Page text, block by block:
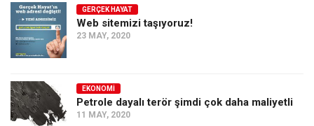
GERÇEK HAYAT
Web sitemizi taşıyoruz!
23 MAY, 2020
EKONOMI
Petrole dayalı terör şimdi çok daha maliyetli
11 MAY, 2020